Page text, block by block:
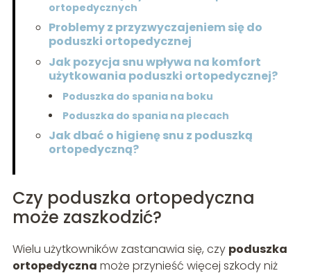
ortopedycznych
Problemy z przyzwyczajeniem się do
poduszki ortopedycznej
Jak pozycja snu wpływa na komfort
użytkowania poduszki ortopedycznej?
Poduszka do spania na boku
Poduszka do spania na plecach
Jak dbać o higienę snu z poduszką
ortopedyczną?
Czy poduszka ortopedyczna
może zaszkodzić?
Wielu użytkowników zastanawia się, czy poduszka
ortopedyczna może przynieść więcej szkody niż